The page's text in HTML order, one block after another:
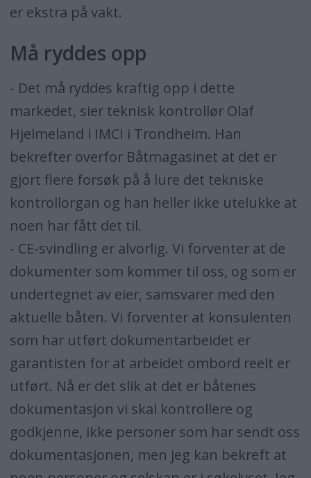
er ekstra på vakt.
Må ryddes opp
- Det må ryddes kraftig opp i dette
markedet, sier teknisk kontrollør Olaf
Hjelmeland i IMCI i Trondheim. Han
bekrefter overfor Båtmagasinet at det er
gjort flere forsøk på å lure det tekniske
kontrollorgan og han heller ikke utelukke at
noen har fått det til.
- CE-svindling er alvorlig. Vi forventer at de
dokumenter som kommer til oss, og som er
undertegnet av eier, samsvarer med den
aktuelle båten. Vi forventer at konsulenten
som har utført dokumentarbeidet er
garantisten for at arbeidet ombord reelt er
utført. Nå er det slik at det er båtenes
dokumentasjon vi skal kontrollere og
godkjenne, ikke personer som har sendt oss
dokumentasjonen, men jeg kan bekreft at